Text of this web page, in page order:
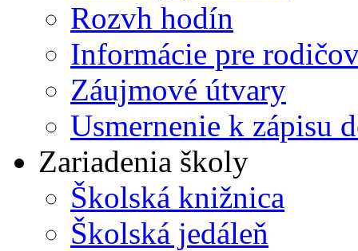
Rozvh hodín
Informácie pre
Záujmové útvary
Usmernenie k zápisu
Zariadenia školy
Školská knižnica
Školská jedáleň